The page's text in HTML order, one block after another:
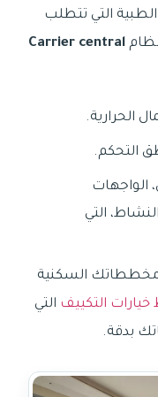
الطبية التي تتطلب
Carrier central
الحرارية.
التحكم.
الواجهات
التي
مخططاتك السكنية
التكييف التي
بدقة.